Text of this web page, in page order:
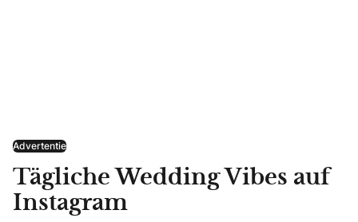
Advertentie
Tägliche Wedding Vibes auf
Instagram